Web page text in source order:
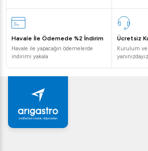
Sıkça Sorulan Sorular
1. Vosco 120L Tezgah Üstü
hangi işletmeler için uygundur?
Vosco 120L, pastaneler, restoranlar,
gibi geniş bir ticari işletme yelpazesi için
2. Vosco 120L Tezgah Üstü
Dolabı'nın bakım ve temizliği nasıl
Havale İle Ödemede %2 İndirim
Havale ile yapacağın ödemelerde
indirimi yakala
Ücretsiz
Kurulum